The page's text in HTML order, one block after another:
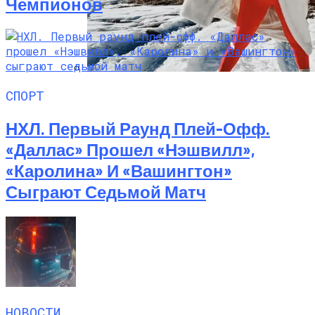
Чемпионов
СПОРТ
НХЛ. Первый Раунд Плей-Офф.
«Даллас» Прошел «Нэшвилл»,
«Каролина» И «Вашингтон»
Сыграют Седьмой Матч